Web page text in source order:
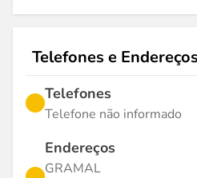
Telefones e Endereços
Telefones
Telefone não informado
Endereços
GRAMAL